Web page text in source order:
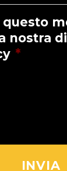
nostra
*